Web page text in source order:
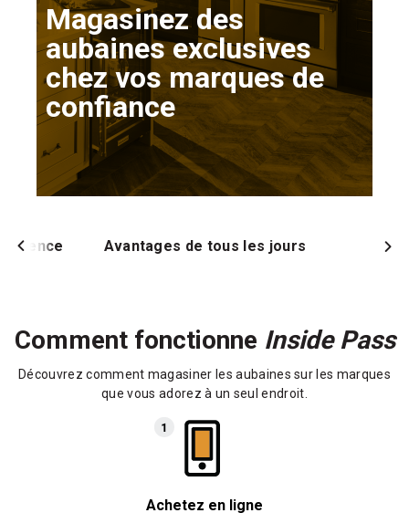
Magasinez des
aubaines exclusives
chez vos marques de
confiance
Avantages de tous les jours
Comment fonctionne Inside Pass
Découvrez comment magasiner les aubaines sur les marques
que vous adorez à un seul endroit.
Achetez en ligne